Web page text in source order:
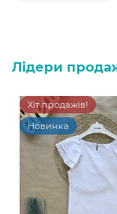
Лідери
Хіт продажів!
Новинка